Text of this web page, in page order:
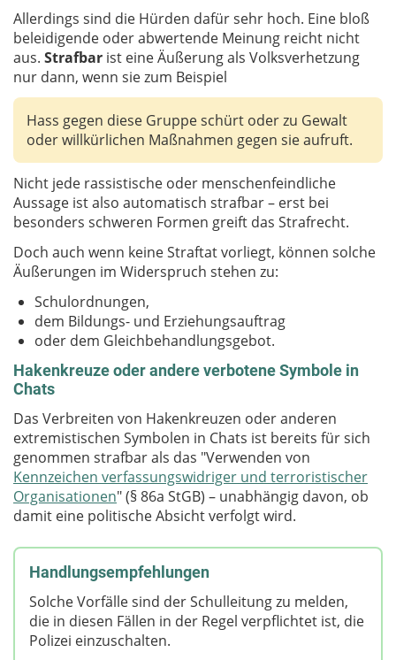
Allerdings sind die Hürden dafür sehr hoch. Eine bloß
beleidigende oder abwertende Meinung reicht nicht
aus. Strafbar ist eine Äußerung als Volksverhetzung
nur dann, wenn sie zum Beispiel
Hass gegen diese Gruppe schürt oder zu Gewalt
oder willkürlichen Maßnahmen gegen sie aufruft.
Nicht jede rassistische oder menschenfeindliche
Aussage ist also automatisch strafbar – erst bei
besonders schweren Formen greift das Strafrecht.
Doch auch wenn keine Straftat vorliegt, können solche
Äußerungen im Widerspruch stehen zu:
Schulordnungen,
dem Bildungs- und Erziehungsauftrag
oder dem Gleichbehandlungsgebot.
Hakenkreuze oder andere verbotene Symbole in
Chats
Das Verbreiten von Hakenkreuzen oder anderen
extremistischen Symbolen in Chats ist bereits für sich
genommen strafbar als das "Verwenden von
Kennzeichen verfassungswidriger und terroristischer
Organisationen" (§ 86a StGB) – unabhängig davon, ob
damit eine politische Absicht verfolgt wird.
Handlungsempfehlungen
Solche Vorfälle sind der Schulleitung zu melden,
die in diesen Fällen in der Regel verpflichtet ist, die
Polizei einzuschalten.